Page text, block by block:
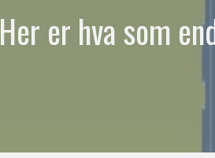
Her er hva som